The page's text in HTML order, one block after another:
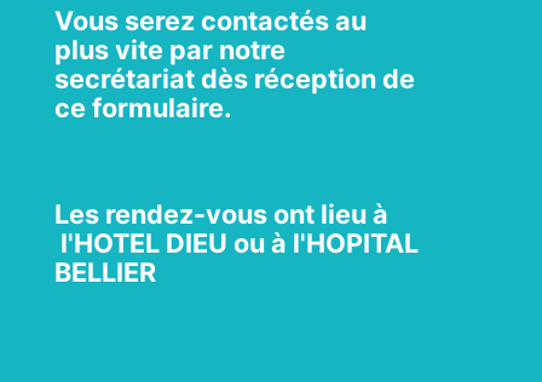
Vous serez contactés au
plus vite par notre
secrétariat dès réception de
ce formulaire.
Les rendez-vous ont lieu à
l'HOTEL DIEU ou à l'HOPITAL
BELLIER